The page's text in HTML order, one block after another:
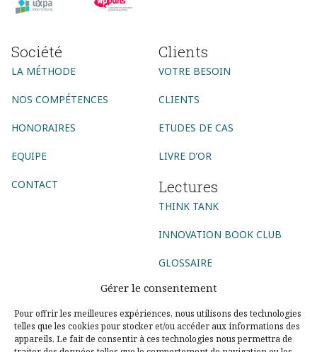
Gérer le consentement
Pour offrir les meilleures expériences, nous utilisons des technologies
telles que les cookies pour stocker et/ou accéder aux informations des
appareils. Le fait de consentir à ces technologies nous permettra de
Société
LA MÉTHODE
NOS COMPÉTENCES
HONORAIRES
EQUIPE
CONTACT
Clients
VOTRE BESOIN
CLIENTS
ETUDES DE CAS
LIVRE D’OR
Lectures
THINK TANK
INNOVATION BOOK CLUB
GLOSSAIRE
AGENCE CONSEIL